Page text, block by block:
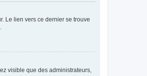
Le lien vers ce dernier se trouve
visible que des administrateurs,